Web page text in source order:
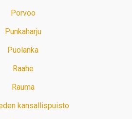
Porvoo
Punkaharju
Puolanka
Raahe
Rauma
kansallispuisto